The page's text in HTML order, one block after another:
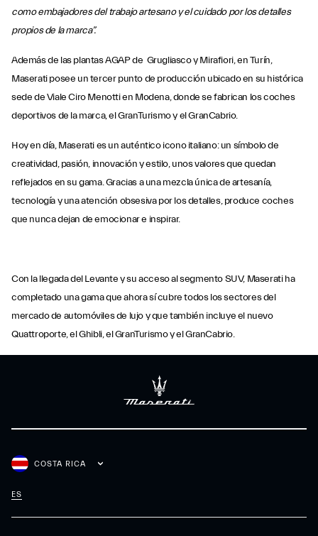
como embajadores del trabajo artesano y el cuidado por los detalles
propios de la marca”.
Además de las plantas AGAP de Grugliasco y Mirafiori, en Turín,
Maserati posee un tercer punto de producción ubicado en su histórica
sede de Viale Ciro Menotti en Modena, donde se fabrican los coches
deportivos de la marca, el GranTurismo y el GranCabrio.
Hoy en día, Maserati es un auténtico icono italiano: un símbolo de
creatividad, pasión, innovación y estilo, unos valores que quedan
reflejados en su gama. Gracias a una mezcla única de artesanía,
tecnología y una atención obsesiva por los detalles, produce coches
que nunca dejan de emocionar e inspirar.
Con la llegada del Levante y su acceso al segmento SUV, Maserati ha
completado una gama que ahora sí cubre todos los sectores del
mercado de automóviles de lujo y que también incluye el nuevo
Quattroporte, el Ghibli, el GranTurismo y el GranCabrio.
COSTA RICA
ES